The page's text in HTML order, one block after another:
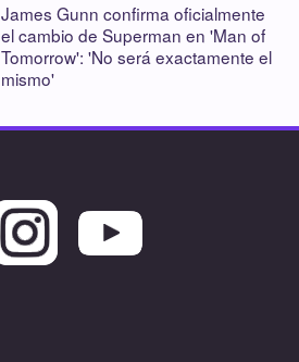
James Gunn confirma oficialmente
el cambio de Superman en 'Man of
Tomorrow': 'No será exactamente el
mismo'